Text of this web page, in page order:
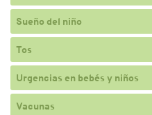
Sueño del niño
Tos
Urgencias en bebés y niños
Vacunas